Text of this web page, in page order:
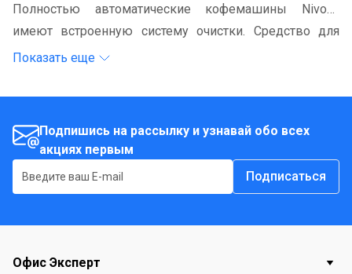
Полностью автоматические кофемашины Nivona
имеют встроенную систему очистки. Средство для
удаления накипи Nivona разработано специально для
повреждая машину. Средство смывается полностью,
кофемашину и позволяет сохранить полноту вкуса
кофе.
Показать еще
Подпишись на рассылку и узнавай обо всех
акциях первым
Подписаться
Офис Эксперт